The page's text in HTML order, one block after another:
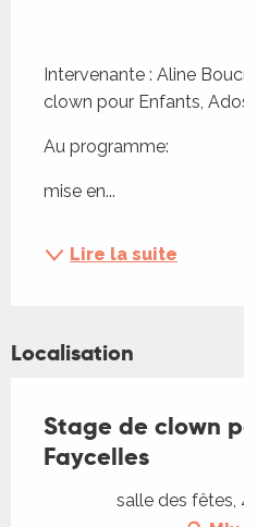
Intervenante : Aline
clown pour Enfants, Ados
Au programme:
mise en...
Lire la suite
Localisation
Stage de clown
Faycelles
salle des fêtes,